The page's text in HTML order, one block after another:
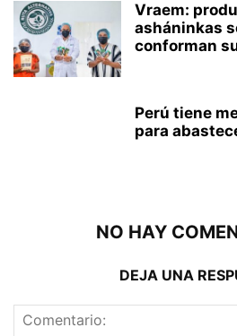
Vraem:
asháninkas
conforman
Perú tiene
para
NO HAY
DEJA UNA